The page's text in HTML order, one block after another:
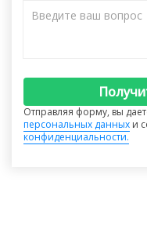
Отправляя форму, вы
персональных данных и
конфиденциальности.